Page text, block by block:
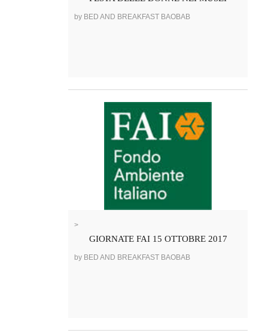
by BED AND BREAKFAST BAOBAB
>
GIORNATE FAI 15 OTTOBRE 2017
by BED AND BREAKFAST BAOBAB